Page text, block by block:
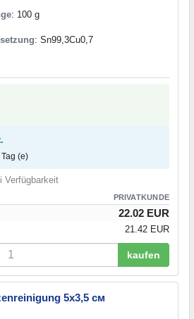
: 100 g
: Sn99,3Cu0,7
(e)
Verfügbarkeit
PRIVATKUNDE
22.02 EUR
21.42 EUR
kaufen
5x3,5 см